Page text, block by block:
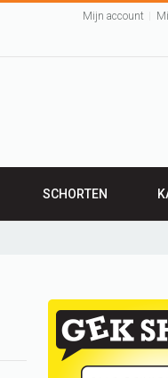
Mijn account
SCHORTEN